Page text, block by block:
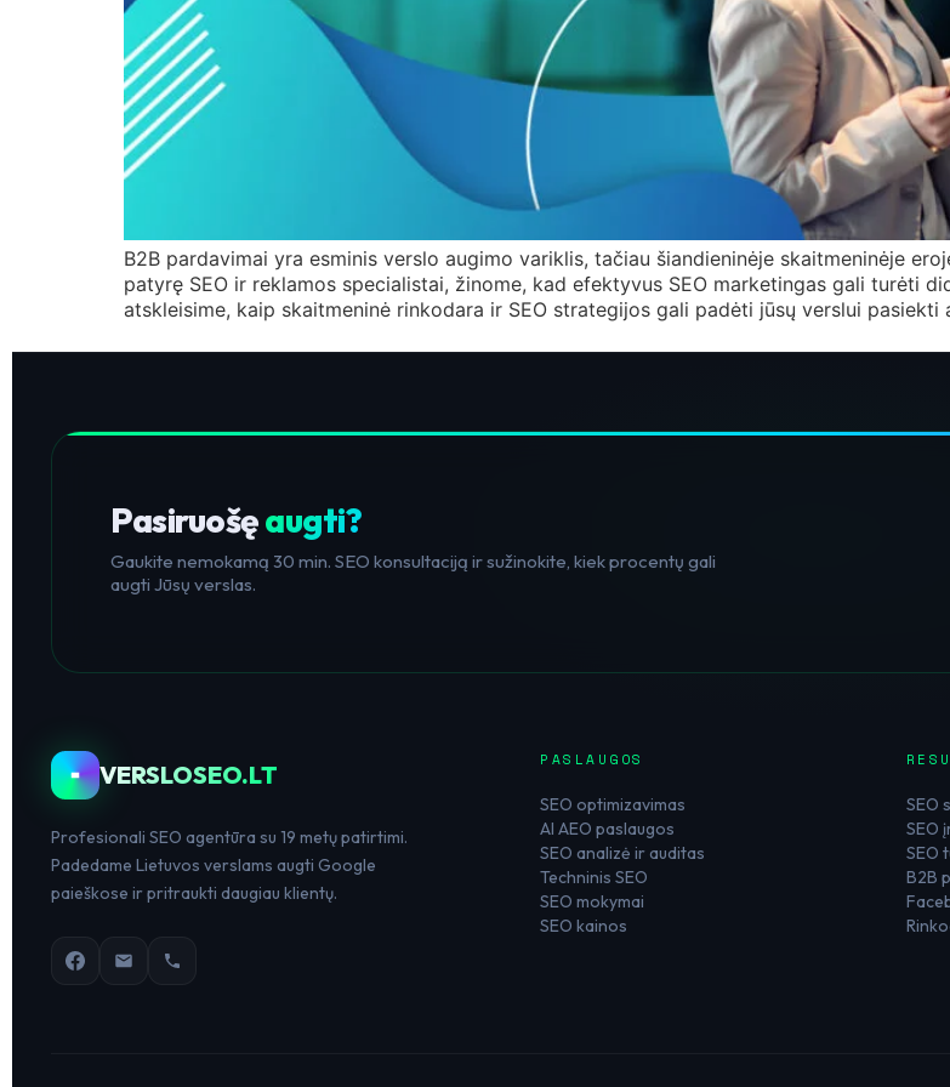
B2B pardavimai yra esminis verslo augimo variklis, tačiau šiandieninėje skaitmeninėje
patyrę SEO ir reklamos specialistai, žinome, kad efektyvus SEO marketingas gali turėti
atskleisime, kaip skaitmeninė rinkodara ir SEO strategijos gali padėti jūsų verslui
Pasiruošęaugti?
Gaukite nemokamą 30 min. SEO konsultaciją ir sužinokite, kiek procentų gali
augti Jūsų verslas.
VERSLOSEO.LT
Profesionali SEO agentūra su 19 metų patirtimi.
Padedame Lietuvos verslams augti Google
paieškose ir pritraukti daugiau klientų.
PASLAUGOS
SEO optimizavimas
AI AEO paslaugos
SEO analizė ir auditas
Techninis SEO
SEO mokymai
SEO kainos
SEO
SEO
SEO
B2B